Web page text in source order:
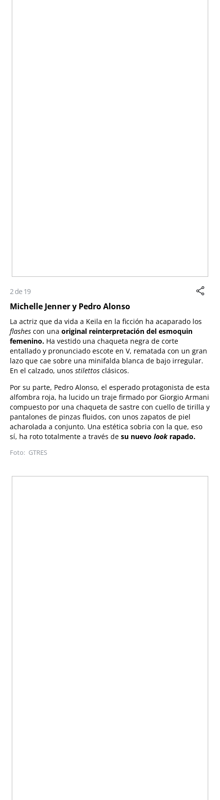
2 de 19
Michelle Jenner y Pedro Alonso
La actriz que da vida a Keila en la ficción ha acaparado los
flashes con una original reinterpretación del esmoquin
femenino. Ha vestido una chaqueta negra de corte
entallado y pronunciado escote en V, rematada con un gran
lazo que cae sobre una minifalda blanca de bajo irregular.
En el calzado, unos stilettos clásicos.
Por su parte, Pedro Alonso, el esperado protagonista de esta
alfombra roja, ha lucido un traje firmado por Giorgio Armani
compuesto por una chaqueta de sastre con cuello de tirilla y
pantalones de pinzas fluidos, con unos zapatos de piel
acharolada a conjunto. Una estética sobria con la que, eso
sí, ha roto totalmente a través de su nuevo look rapado.
GTRES